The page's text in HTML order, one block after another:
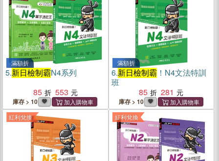
滿額折
5.新日檢制霸N4系列
85
553
庫存 > 10
滿額折
6.新日檢制霸 ！N4文法特訓
班
85
281
庫存 > 10
紅利兌換 紅利兌換